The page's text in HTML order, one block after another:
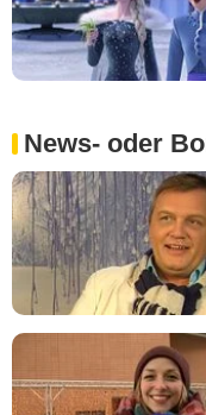
News- oder